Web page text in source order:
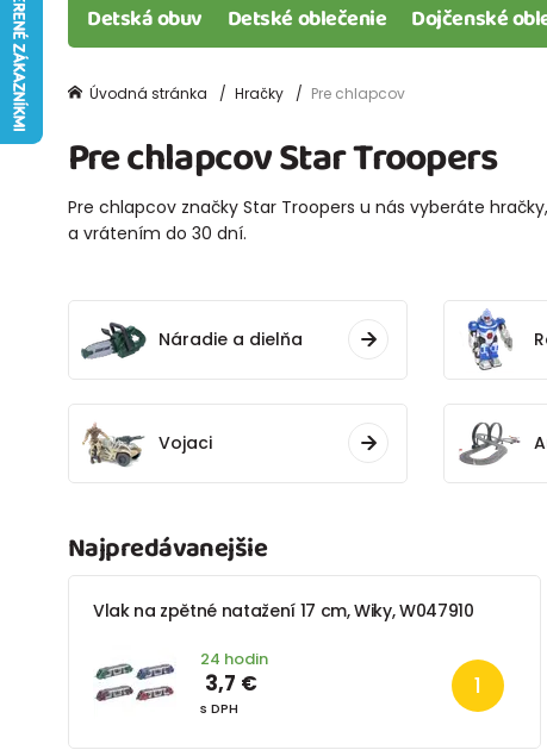
Detská obuv Detské oblečenie Dojčenské
Úvodná stránka Hračky Pre chlapcov
Pre chlapcov Star Troopers
Pre chlapcov značky Star Troopers u nás vyberáte
a vrátením do 30 dní.
Náradie a dielňa
Vojaci
Najpredávanejšie
Vlak na zpětné natažení 17 cm, Wiky, W047910
24 hodin
3,7 €
s DPH